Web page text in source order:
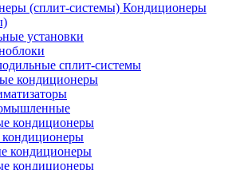
Кондиционеры
установки
сплит-системы
кондиционеры
кондиционеры
кондиционеры
кондиционеры